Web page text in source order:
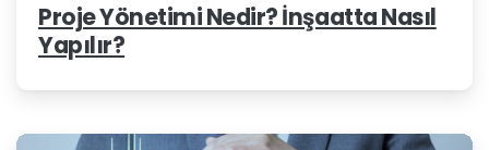
Proje Yönetimi Nedir? İnşaatta Nasıl
Yapılır?